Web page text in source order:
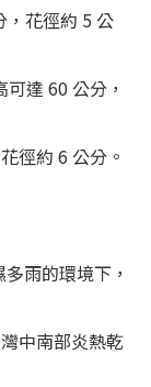
，花徑約 5 公
可達 60 公分，
徑約 6 公分。
雨的環境下，
中南部炎熱乾